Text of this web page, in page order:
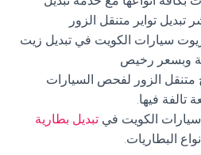
تواير متنقل الزور
سيارات الكويت في تبديل زيت
وبسعر رخيص
الزور لفحص السيارات
تالفة فيها.
الكويت في تبديل بطارية
البطاريات.